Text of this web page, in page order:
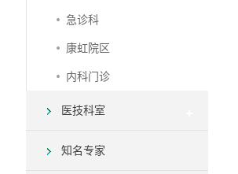
急诊科
康虹院区
内科门诊
医技科室
知名专家